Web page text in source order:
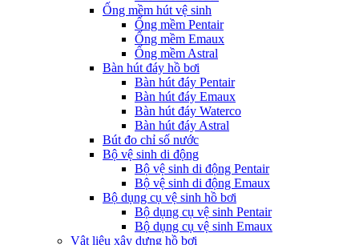
Ống mềm hút vệ sinh
Ống mềm Pentair
Ống mềm Emaux
Ống mềm Astral
Bàn hút đáy hồ bơi
Bàn hút đáy Pentair
Bàn hút đáy Emaux
Bàn hút đáy Waterco
Bàn hút đáy Astral
Bút đo chỉ số nước
Bộ vệ sinh di động
Bộ vệ sinh di động Pentair
Bộ vệ sinh di động Emaux
Bộ dụng cụ vệ sinh hồ bơi
Bộ dụng cụ vệ sinh Pentair
Bộ dụng cụ vệ sinh Emaux
Vật liệu xây dựng hồ bơi